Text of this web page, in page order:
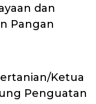
dan
Pangan
Ketua
Penguatan